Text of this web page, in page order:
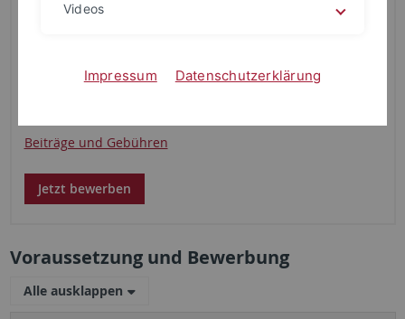
Beiträge und Gebühren
Jetzt bewerben
Voraussetzung und Bewerbung
Alle ausklappen
Videos
Impressum Datenschutzerklärung